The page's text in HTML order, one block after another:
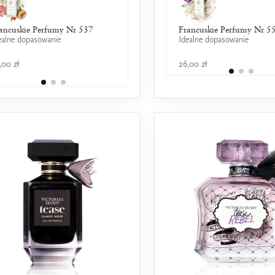
Perfumy Nr 537
dopasowanie
zł
Chanel - N°5
25% wspólnych nut zapachowych
Francuskie Perfumy Nr
Idealne dopasowanie
26,00 zł